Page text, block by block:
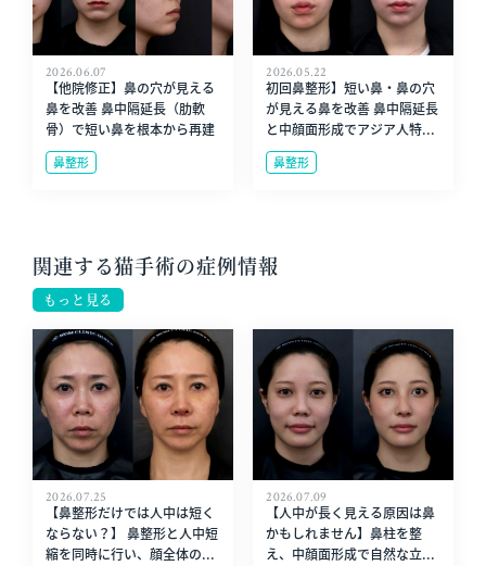
2026.06.07
【他院修正】鼻の穴が見える
鼻を改善 鼻中隔延長（肋軟
骨）で短い鼻を根本から再建
鼻整形
2026.05.22
初回鼻整形】短い鼻・鼻の穴
が見える鼻を改善 鼻中隔延長
と中顔面形成でアジア人特...
鼻整形
関連する猫手術の症例情報
もっと見る
2026.07.25
【鼻整形だけでは人中は短く
ならない？】 鼻整形と人中短
縮を同時に行い、顔全体の...
2026.07.09
【人中が長く見える原因は鼻
かもしれません】鼻柱を整
え、中顔面形成で自然な立...